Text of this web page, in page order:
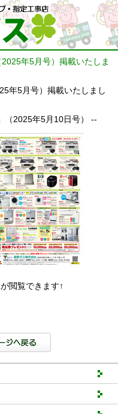
年5月号）掲載いたしま
年5月号）掲載いたしまし
（2025年5月10日号） --
閲覧できます↑